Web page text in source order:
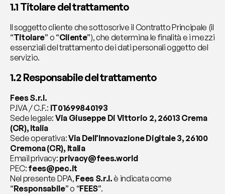
1.1 Titolare del trattamento
Il soggetto cliente che sottoscrive il Contratto Principale (il
“Titolare” o “Cliente”), che determina le finalità e i mezzi
essenziali del trattamento dei dati personali oggetto del
servizio.
1.2 Responsabile del trattamento
Fees S.r.l.
P.IVA / C.F.: IT01699840193
Sede legale: Via Giuseppe Di Vittorio 2, 26013 Crema
(CR), Italia
Sede operativa: Via Dell’Innovazione Digitale 3, 26100
Cremona (CR), Italia
Email privacy: privacy@fees.world
PEC: fees@pec.it
Nel presente DPA, Fees S.r.l. è indicata come
“Responsabile” o “FEES”.